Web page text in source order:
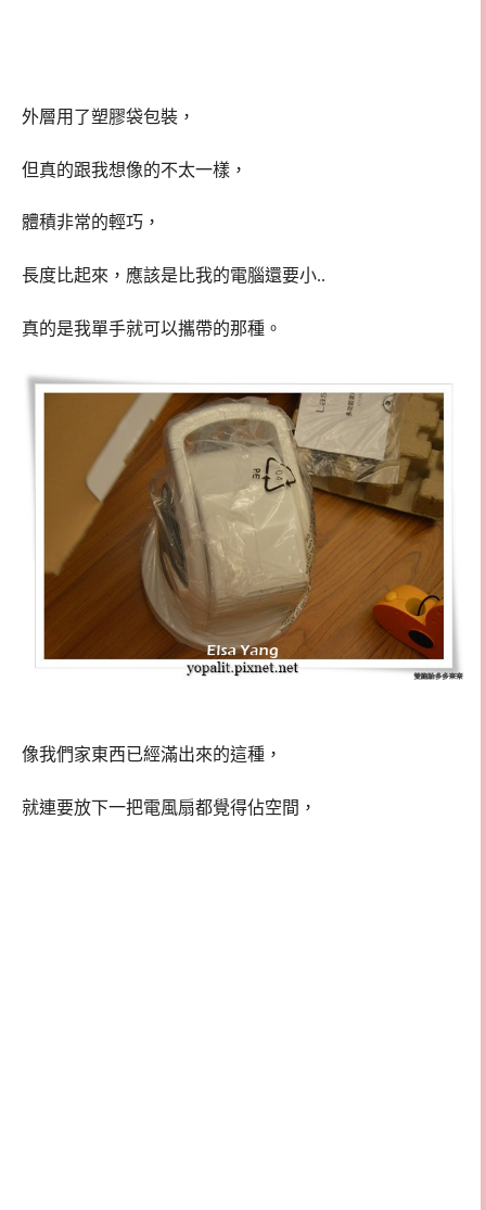
外層用了塑膠袋包裝，
但真的跟我想像的不太一樣，
體積非常的輕巧，
長度比起來，應該是比我的電腦還要小..
真的是我單手就可以攜帶的那種。
像我們家東西已經滿出來的這種，
就連要放下一把電風扇都覺得佔空間，